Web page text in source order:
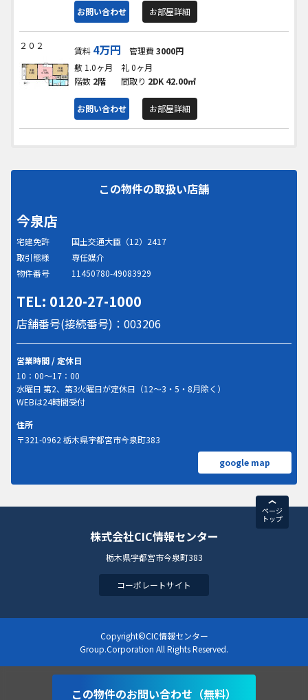
お問い合わせ お部屋詳細
２０２ 賃料 4万円 管理費3000円
敷 1.0ヶ月
礼 0ヶ月
階数 2階 間取り 2DK 42.00㎡
お問い合わせ お部屋詳細
この物件の取扱い店舗
今泉店
宅建免許
国土交通大臣（12）2417
取引態様
専任媒介
物件番号
11450780-49083929
TEL: 0120-27-1000
店舗番号(接続番号)：003206
営業時間 / 定休日
10：00～17：00
水曜日 第2、第3火曜日が定休日（12～3・5・8月除く）
WEBは24時間受付
住所
〒321-0962 栃木県宇都宮市今泉町383
google map
この物件のお問い合わせ（無料）
ページ
トップ
株式会社CIC情報センター
栃木県宇都宮市今泉町383
コーポレートサイト
Copyright©CIC情報センター
Group.Corporation All Rights Reserved.